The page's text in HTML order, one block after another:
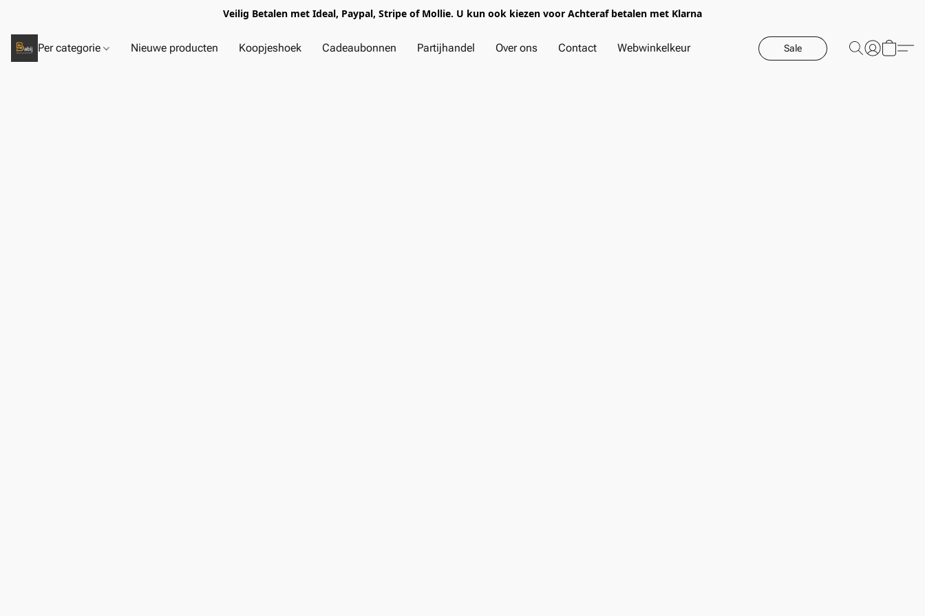
Veilig Betalen met Ideal, Paypal, Stripe of Mollie. U kun ook kiezen voor Achteraf betalen met Klarna
Per categorie Nieuwe producten Koopjeshoek Cadeaubonnen Partijhandel Over ons Contact Webwinkelkeur Sale